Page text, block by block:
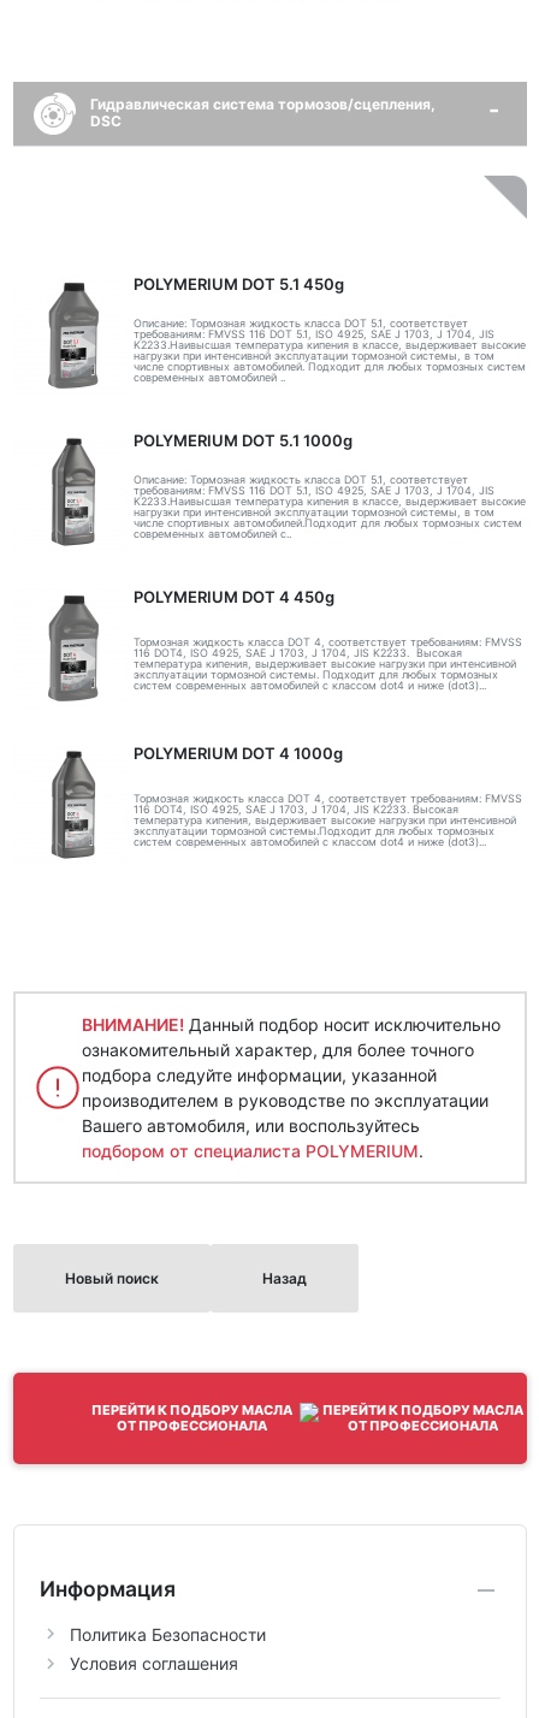
Гидравлическая система тормозов/сцепления,
DSC
POLYMERIUM DOT 5.1 450g
Описание: Тормозная жидкость класса DOT 5.1, соответствует
требованиям: FMVSS 116 DOT 5.1, ISO 4925, SAE J 1703, J 1704, JIS
K2233.Наивысшая температура кипения в классе, выдерживает высокие
нагрузки при интенсивной эксплуатации тормозной системы, в том
числе спортивных автомобилей. Подходит для любых тормозных систем
современных автомобилей ..
POLYMERIUM DOT 5.1 1000g
Описание: Тормозная жидкость класса DOT 5.1, соответствует
требованиям: FMVSS 116 DOT 5.1, ISO 4925, SAE J 1703, J 1704, JIS
K2233.Наивысшая температура кипения в классе, выдерживает высокие
нагрузки при интенсивной эксплуатации тормозной системы, в том
числе спортивных автомобилей.Подходит для любых тормозных систем
современных автомобилей с..
POLYMERIUM DOT 4 450g
Тормозная жидкость класса DOT 4, соответствует требованиям: FMVSS
116 DOT4, ISO 4925, SAE J 1703, J 1704, JIS K2233. Высокая
температура кипения, выдерживает высокие нагрузки при интенсивной
эксплуатации тормозной системы. Подходит для любых тормозных
систем современных автомобилей с классом dot4 и ниже (dot3)...
POLYMERIUM DOT 4 1000g
Тормозная жидкость класса DOT 4, соответствует требованиям: FMVSS
116 DOT4, ISO 4925, SAE J 1703, J 1704, JIS K2233. Высокая
температура кипения, выдерживает высокие нагрузки при интенсивной
эксплуатации тормозной системы.Подходит для любых тормозных
систем современных автомобилей с классом dot4 и ниже (dot3)...
ВНИМАНИЕ! Данный подбор носит исключительно
ознакомительный характер, для более точного
подбора следуйте информации, указанной
производителем в руководстве по эксплуатации
Вашего автомобиля, или воспользуйтесь
подбором от специалиста POLYMERIUM.
Новый поиск Назад
ПЕРЕЙТИ К ПОДБОРУ МАСЛА
ОТ ПРОФЕССИОНАЛА
Информация
Политика Безопасности
Условия соглашения